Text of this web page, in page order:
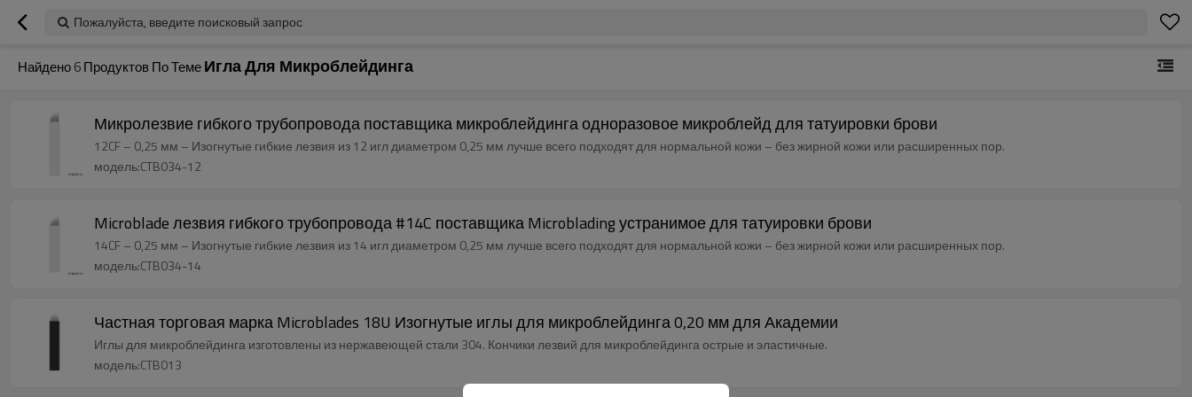
Пожалуйста, введите поисковый запрос
Найдено6Продуктов По ТемеИгла Для Микроблейдинга
Микролезвие гибкого трубопровода поставщика микроблейдинга одноразовое микроблейд для татуировки брови
12CF – 0,25 мм – Изогнутые гибкие лезвия из 12 игл диаметром 0,25 мм лучше всего подходят для нормальной кожи – без жирной кожи или расширенных пор.
модель:CTB034-12
Microblade лезвия гибкого трубопровода #14C поставщика Microblading устранимое для татуировки брови
14CF – 0,25 мм – Изогнутые гибкие лезвия из 14 игл диаметром 0,25 мм лучше всего подходят для нормальной кожи – без жирной кожи или расширенных пор.
модель:CTB034-14
Частная торговая марка Microblades 18U Изогнутые иглы для микроблейдинга 0,20 мм для Академии
Иглы для микроблейдинга изготовлены из нержавеющей стали 304. Кончики лезвий для микроблейдинга острые и эластичные.
модель:CTB013